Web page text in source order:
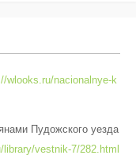
wlooks.ru/nacionalnye-k
Пудожского уезда
vestnik-7/282.html